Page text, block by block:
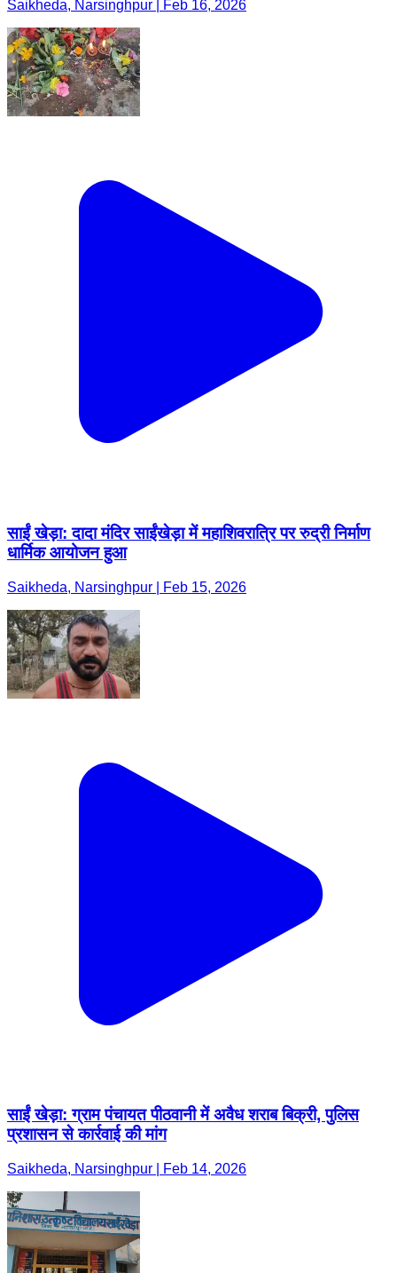
Saikheda, Narsinghpur | Feb 16, 2026
साईं खेड़ा: दादा मंदिर साईंखेड़ा में महाशिवरात्रि पर रुद्री निर्माण
धार्मिक आयोजन हुआ
Saikheda, Narsinghpur | Feb 15, 2026
साईं खेड़ा: ग्राम पंचायत पीठवानी में अवैध शराब बिक्री, पुलिस
प्रशासन से कार्रवाई की मांग
Saikheda, Narsinghpur | Feb 14, 2026